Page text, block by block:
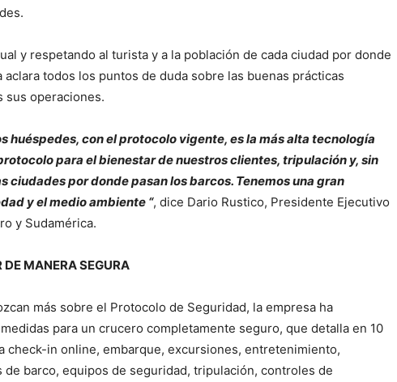
y respetando al turista y a la población de cada ciudad por donde
aclara todos los puntos de duda sobre las buenas prácticas
sus operaciones.
huéspedes, con el protocolo vigente, es la más alta tecnología
para el bienestar de nuestros clientes, tripulación y, sin
ciudades por donde pasan los barcos. Tenemos una gran
y el medio ambiente “, dice Dario Rustico, Presidente Ejecutivo
y Sudamérica.
MANERA SEGURA
más sobre el Protocolo de Seguridad, la empresa ha
para un crucero completamente seguro, que detalla en 10
check-in online, embarque, excursiones, entretenimiento,
de barco, equipos de seguridad, tripulación, controles de